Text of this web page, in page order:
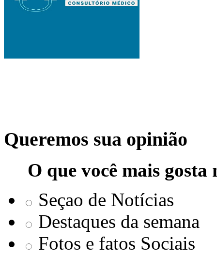
Queremos sua opinião
O que você mais
Seçao de Notícias
Destaques da semana
Fotos e fatos Sociais